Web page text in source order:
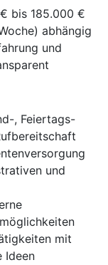
bis 185.000 €
abhängig
und
, Feiertags-
und
mit
Ideen